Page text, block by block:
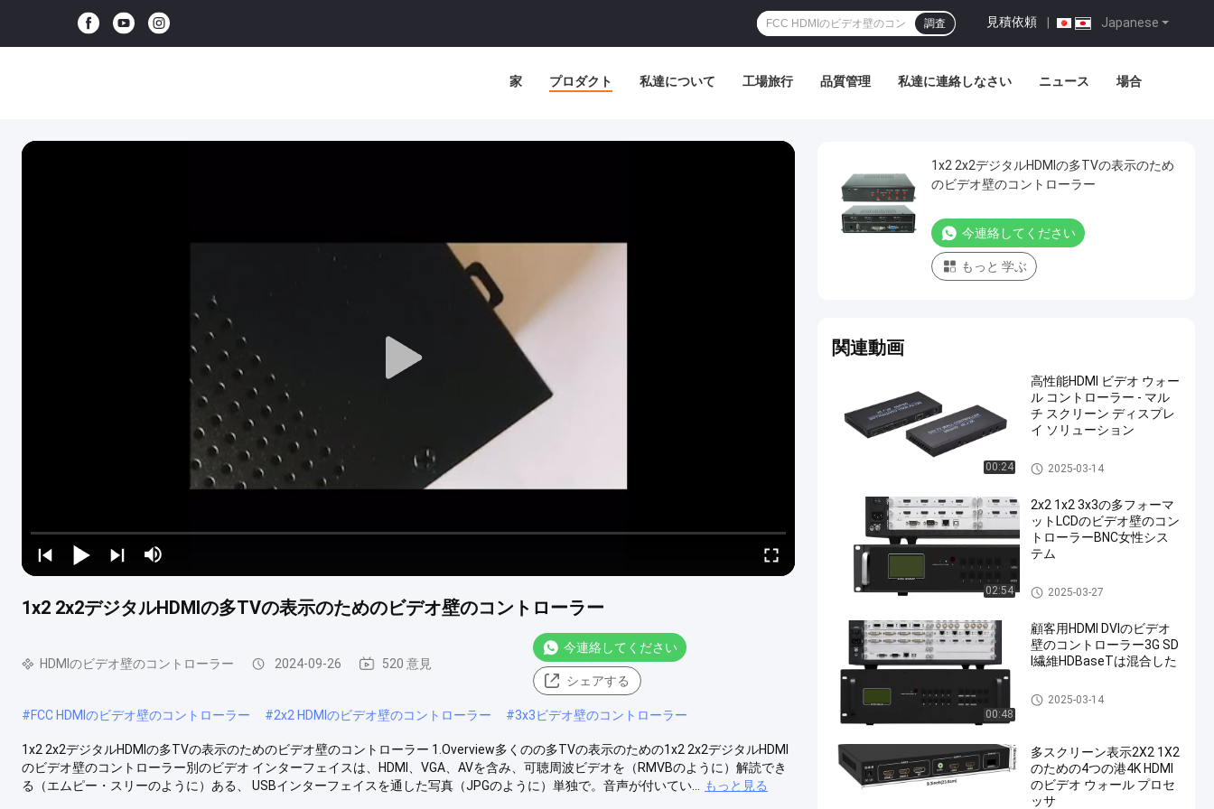
Japanese
見積依頼
調査
家 プロダクト 私達について 工場旅行 品質管理 私達に連絡しなさい ニュース 場合
1x2 2x2デジタルHDMIの多TVの表示のためのビデオ壁のコントローラー
HDMIのビデオ壁のコントローラー 2024-09-26 520 意見
今連絡してください
シェアする
#FCC HDMIのビデオ壁のコントローラー #2x2 HDMIのビデオ壁のコントローラー #3x3ビデオ壁のコントローラー
1x2 2x2デジタルHDMIの多TVの表示のためのビデオ壁のコントローラー 1.Overview多くのの多TVの表示のための1x2 2x2デジタルHDMI
のビデオ壁のコントローラー別のビデオ インターフェイスは、HDMI、VGA、AVを含み、可聴周波ビデオを（RMVBのように）解読でき
る（エムピー・スリーのように）ある、 USBインターフェイスを通した写真（JPGのように）単独で。音声が付いてい...
もっと見る
1x2 2x2デジタルHDMIの多TVの表示のため
のビデオ壁のコントローラー
今連絡してください
もっと 学ぶ
関連動画
00:24
高性能HDMI ビデオ ウォー
ル コントローラー - マル
チ スクリーン ディスプレ
イ ソリューション
HDMIのビデオ壁のコントロー
ラー
2025-03-14
02:54
2x2 1x2 3x3の多フォーマ
ットLCDのビデオ壁のコン
トローラーBNC女性シス
テム
HDMIのビデオ壁のコントロー
ラー
2025-03-27
00:48
顧客用HDMI DVIのビデオ
壁のコントローラー3G SD
I繊維HDBaseTは混合した
HDMIのビデオ壁のコントロー
ラー
2025-03-14
多スクリーン表示2X2 1X2
のための4つの港4K HDMI
のビデオ ウォール プロセ
ッサ